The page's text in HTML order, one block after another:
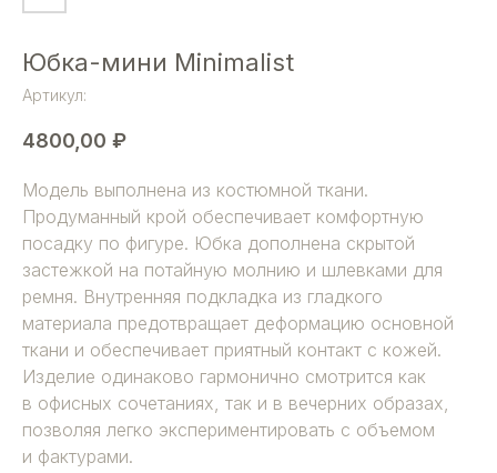
Юбка-мини Minimalist
Артикул:
4800,00 ₽
Модель выполнена из костюмной ткани.
Продуманный крой обеспечивает комфортную
посадку по фигуре. Юбка дополнена скрытой
застежкой на потайную молнию и шлевками для
ремня. Внутренняя подкладка из гладкого
материала предотвращает деформацию основной
ткани и обеспечивает приятный контакт с кожей.
Изделие одинаково гармонично смотрится как
в офисных сочетаниях, так и в вечерних образах,
позволяя легко экспериментировать с объемом
и фактурами.